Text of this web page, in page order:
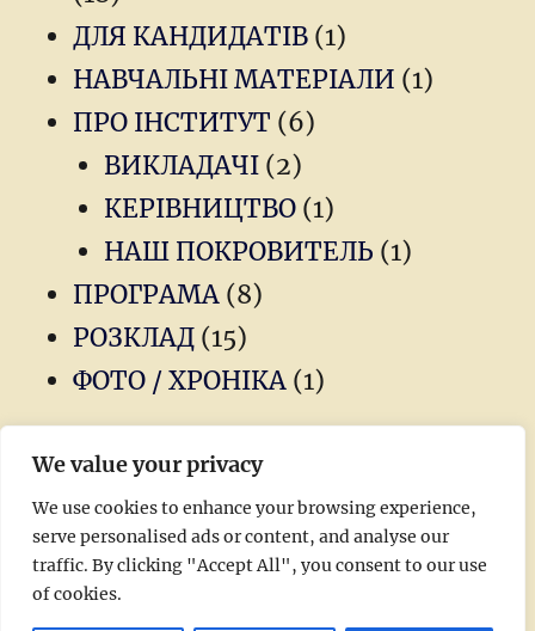
We value your privacy
We use cookies to enhance your browsing experience,
serve personalised ads or content, and analyse our
traffic. By clicking "Accept All", you consent to our use
of cookies.
ДЛЯ КАНДИДАТІВ(1)
НАВЧАЛЬНІ МАТЕРІАЛИ (1)
ПРО ІНСТИТУТ (6)
ВИКЛАДАЧІ(2)
КЕРІВНИЦТВО(1)
НАШ ПОКРОВИТЕЛЬ (1)
ПРОГРАМА(8)
РОЗКЛАД(15)
ФОТО / ХРОНІКА(1)
Новини
Головна